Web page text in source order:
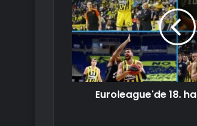
Euroleague'de 18.